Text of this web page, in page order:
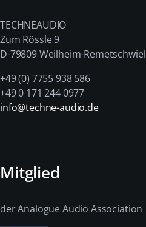
TECHNEAUDIO
Zum Rössle 9
D-79809 Weilheim-Remetschwiel
+49 (0) 7755 938 586
+49 0 171 244 0977
info@techne-audio.de
Mitglied
der Analogue Audio Association